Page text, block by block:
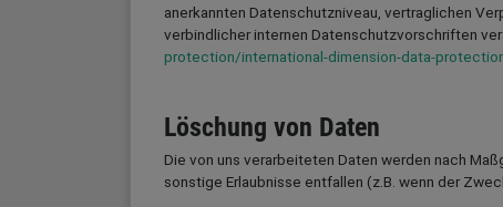
anerkannten Datenschutzniveau, vertraglichen
verbindlicher internen Datenschutzvorschriften
protection/international-dimension-data-
Löschung von Daten
Die von uns verarbeiteten Daten werden nach
sonstige Erlaubnisse entfallen (z.B. wenn der